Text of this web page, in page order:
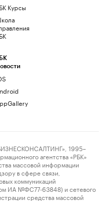
Курсы
1995–
агентства «РБК»
массовой информации
в сфере связи,
коммуникаций
ИА №ФС77-63848) и сетевого
средства массовой